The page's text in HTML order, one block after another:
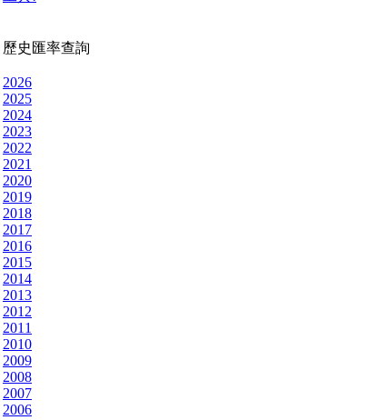
歷史匯率查詢
2026
2025
2024
2023
2022
2021
2020
2019
2018
2017
2016
2015
2014
2013
2012
2011
2010
2009
2008
2007
2006